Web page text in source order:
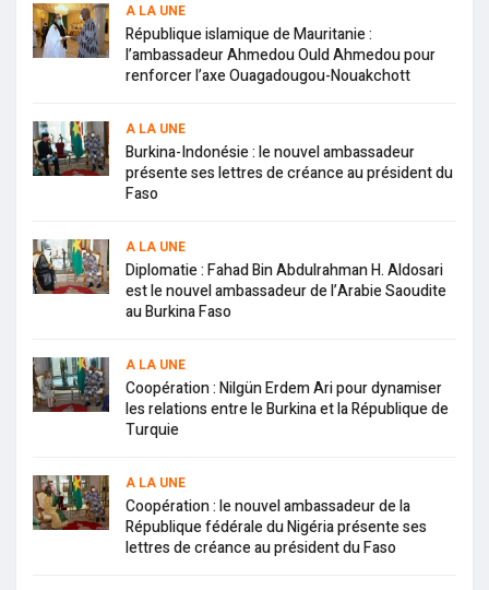
A LA UNE
République islamique de Mauritanie :
l’ambassadeur Ahmedou Ould Ahmedou pour
renforcer l’axe Ouagadougou-Nouakchott
A LA UNE
Burkina-Indonésie : le nouvel ambassadeur
présente ses lettres de créance au président du
Faso
A LA UNE
Diplomatie : Fahad Bin Abdulrahman H. Aldosari
est le nouvel ambassadeur de l’Arabie Saoudite
au Burkina Faso
A LA UNE
Coopération : Nilgün Erdem Ari pour dynamiser
les relations entre le Burkina et la République de
Turquie
A LA UNE
Coopération : le nouvel ambassadeur de la
République fédérale du Nigéria présente ses
lettres de créance au président du Faso